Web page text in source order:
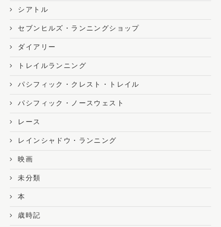
シアトル
セブンヒルズ・ランニングショップ
ダイアリー
トレイルランニング
パシフィック・クレスト・トレイル
パシフィック・ノースウェスト
レース
レインシャドウ・ランニング
映画
未分類
本
歳時記